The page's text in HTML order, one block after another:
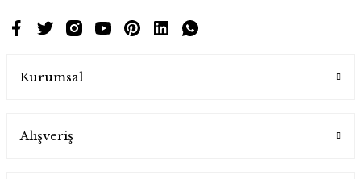
Kurumsal
Alışveriş